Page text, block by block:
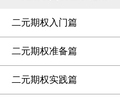
二元期权入门篇
二元期权准备篇
二元期权实践篇